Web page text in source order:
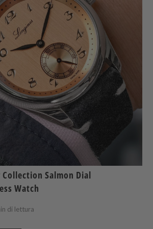
Salmon Dial
Watch
di lettura